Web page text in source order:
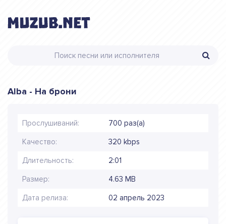
Alba - На брони
Прослушиваний: 700 раз(а)
Качество: 320 kbps
Длительность: 2:01
Размер: 4.63 MB
Дата релиза: 02 апрель 2023